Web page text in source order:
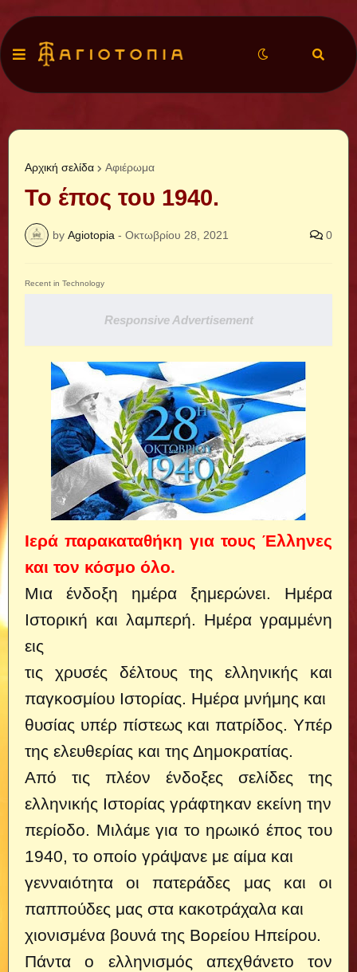
Αρχική σελίδα Αφιέρωμα
Το έπος του 1940.
by Agiotopia - Οκτωβρίου 28, 2021 0
Recent in Technology
Responsive Advertisement
Ιερά παρακαταθήκη για τους Έλληνες
και τον κόσμο όλο.
Μια ένδοξη ημέρα ξημερώνει. Ημέρα
Ιστορική και λαμπερή. Ημέρα γραμμένη
εις
τις χρυσές δέλτους της ελληνικής και
παγκοσμίου Ιστορίας. Ημέρα μνήμης και
θυσίας υπέρ πίστεως και πατρίδος. Υπέρ
της ελευθερίας και της Δημοκρατίας.
Από τις πλέον ένδοξες σελίδες της
ελληνικής Ιστορίας γράφτηκαν εκείνη την
περίοδο. Μιλάμε για το ηρωικό έπος του
1940, το οποίο γράψανε με αίμα και
γενναιότητα οι πατεράδες μας και οι
παππούδες μας στα κακοτράχαλα και
χιονισμένα βουνά της Βορείου Ηπείρου.
Πάντα ο ελληνισμός απεχθάνετο τον